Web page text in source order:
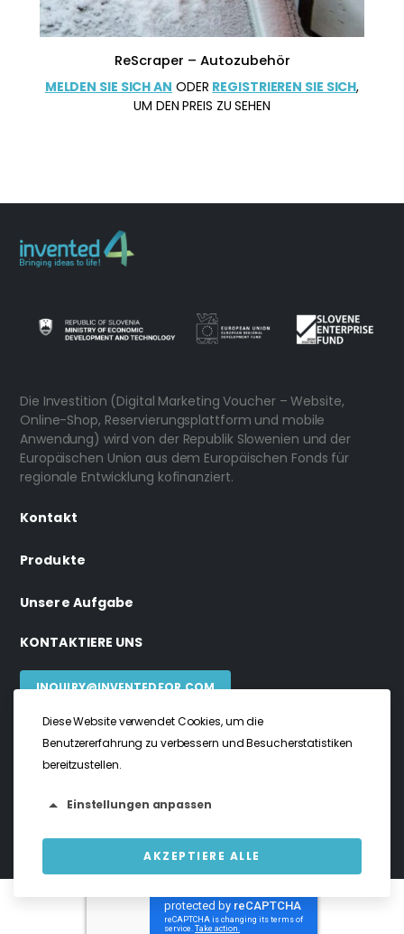
Diese Website verwendet Cookies, um die
Benutzererfahrung zu verbessern und Besucherstatistiken
bereitzustellen.
Einstellungen anpassen
AKZEPTIERE ALLE
Notwendige Cookies
Notwendige Cookies ermöglichen die Kernfunktionalität. Ohne
ReScraper – Autozubehör
MELDEN SIE SICH AN ODER REGISTRIEREN SIE SICH,
UM DEN PREIS ZU SEHEN
Die Investition (Digital Marketing Voucher – Website,
Online-Shop, Reservierungsplattform und mobile
Anwendung) wird von der Republik Slowenien und der
Europäischen Union aus dem Europäischen Fonds für
regionale Entwicklung kofinanziert.
Kontakt
Produkte
Unsere Aufgabe
KONTAKTIERE UNS
INQUIRY@INVENTEDFOR.COM
invented4 ©2024. Alle Rechte vorbehalten
Datenschutz Bestimmungen